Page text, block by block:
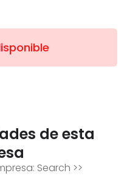
de esta
Search >>